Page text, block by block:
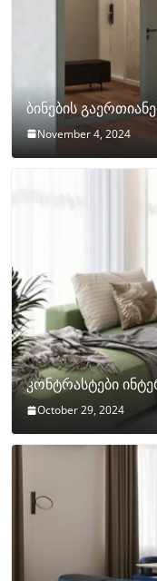
ბინების
November 4, 2024
კონტრასტები
October 29, 2024